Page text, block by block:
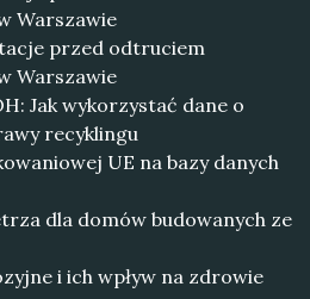
Warszawie
przed odtruciem
Warszawie
Jak wykorzystać dane o
recyklingu
UE na bazy danych
dla domów budowanych ze
i ich wpływ na zdrowie